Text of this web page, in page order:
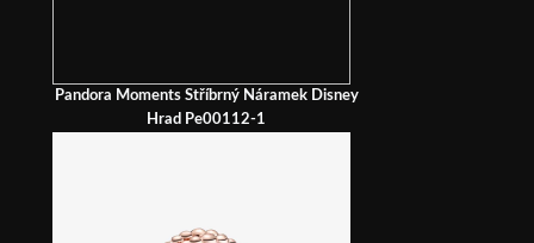
Pandora Moments Stříbrný Náramek Disney
Hrad Pe00112-1